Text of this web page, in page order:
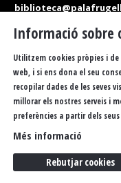
Matins: de dilluns a
Accessibilitat
Avís Legal
Ús de
Informació sobre
Utilitzem cookies pròpies i
web, i si ens dona el seu
recopilar dades de les seves
millorar els nostres serveis i
preferències a partir dels
Més informació
Rebutjar cookies